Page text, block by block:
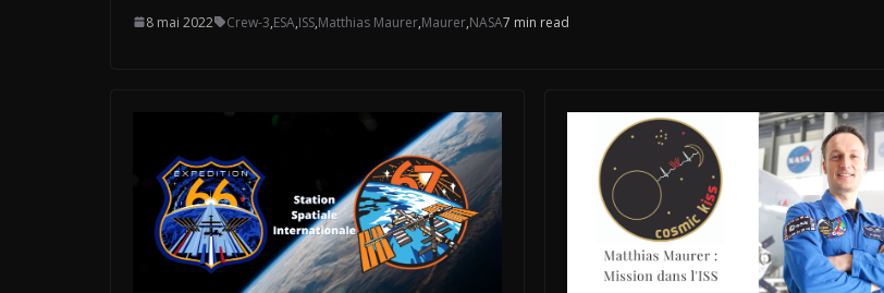
8 mai 2022 Crew-3,ESA,ISS,Matthias Maurer,Maurer,NASA7 min read